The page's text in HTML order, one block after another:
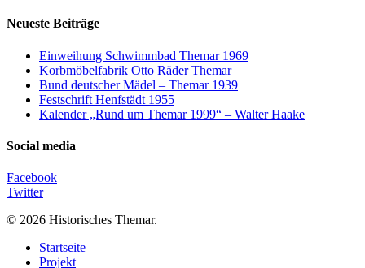
Neueste Beiträge
Einweihung Schwimmbad Themar 1969
Korbmöbelfabrik Otto Räder Themar
Bund deutscher Mädel – Themar 1939
Festschrift Henfstädt 1955
Kalender „Rund um Themar 1999“ – Walter Haake
Social media
Facebook
Twitter
© 2026 Historisches Themar.
Close
Menu
Startseite
Projekt